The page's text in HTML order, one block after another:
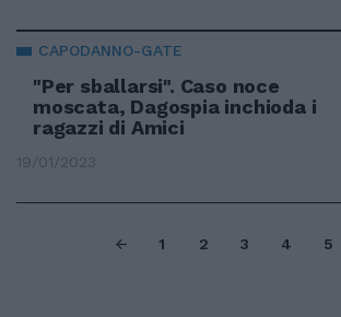
CAPODANNO-GATE
"Per sballarsi". Caso noce
moscata, Dagospia inchioda i
ragazzi di Amici
19/01/2023
1 2 3 4 5